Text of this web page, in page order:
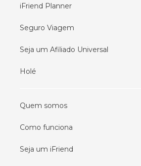
iFriend Planner
Seguro Viagem
Seja um Afiliado Universal
Holé
Quem somos
Como funciona
Seja um iFriend